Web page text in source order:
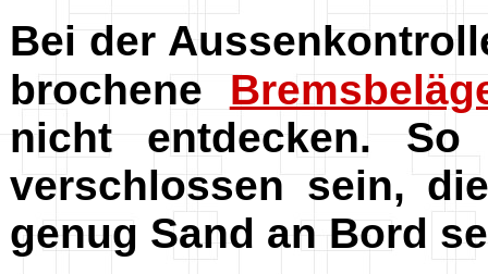
Bei der
brochene
nicht entdecken. So
verschlossen sein,
genug Sand an Bord